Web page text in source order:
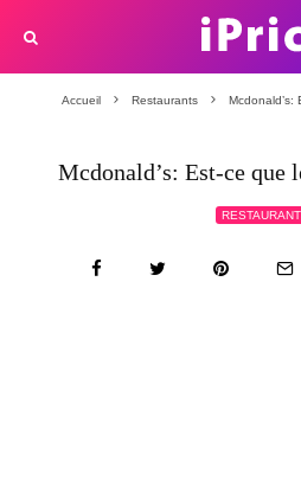
Accueil Restaurants Mcdonald’s:
Mcdonald’s: Est-ce que